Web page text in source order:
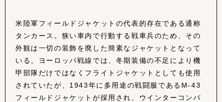
米陸軍フィールドジャケットの代表的存在である通称
タンカース。狭い車内で行動する戦車兵のため、その
外観は一切の装飾を廃した簡素なジャケットとなって
いる。ヨーロッパ戦線では、冬期装備の不足により機
甲部隊だけではなくフライトジャケットとしても使用
されていたが、1943年に多用途の戦闘服であるM-43
フィールドジャケットが採用され、ウインターコンバ